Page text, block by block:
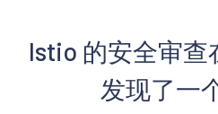
Istio 的安全审查
发现了一